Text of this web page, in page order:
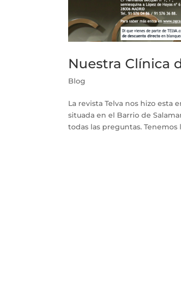
Nuestra Clínica
Blog
La revista Telva nos hizo esta
situada en el Barrio de
todas las preguntas. Tenemos